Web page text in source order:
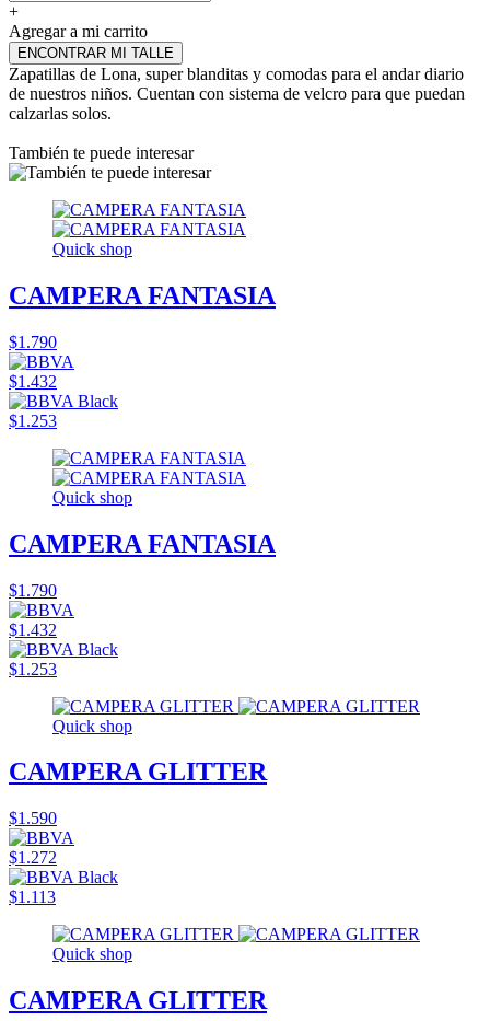
+
Agregar a mi carrito
ENCONTRAR MI TALLE
Zapatillas de Lona, super blanditas y comodas para el andar diario
de nuestros niños. Cuentan con sistema de velcro para que puedan
calzarlas solos.
También te puede interesar
Quick shop
CAMPERA FANTASIA
$1.790
$1.432
$1.253
Quick shop
CAMPERA FANTASIA
$1.790
$1.432
$1.253
Quick shop
CAMPERA GLITTER
$1.590
$1.272
$1.113
Quick shop
CAMPERA GLITTER